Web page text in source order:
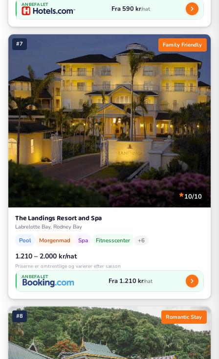
ANBEFALET Fra 590 kr/nat
#7 Family Friendly
10/10
The Landings Resort and Spa
Labrelotte Bay, Rodney Bay
Pool Morgenmad Spa Fitnesscenter +6
1.210 – 2.000 kr/nat
Priserne er omtrentlige og varierer efter sæson
ANBEFALET Fra 1.210 kr/nat
#8 Romantic Stay